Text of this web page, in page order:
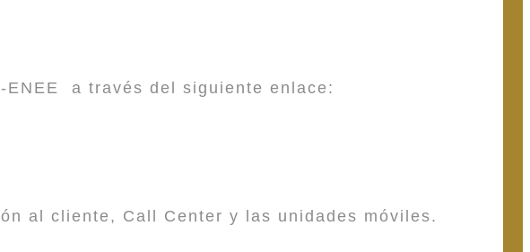
a través del siguiente enlace:
al cliente, Call Center y las unidades móviles.